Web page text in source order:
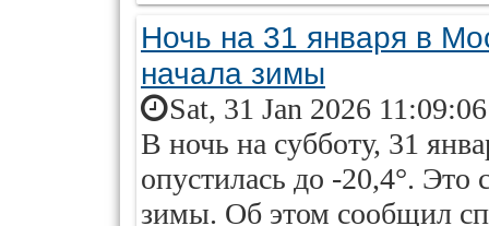
Ночь на 31 января в
начала зимы
Sat, 31 Jan 2026
В ночь на субботу, 31
опустилась до -20,4°. Это
зимы. Об этом сообщил